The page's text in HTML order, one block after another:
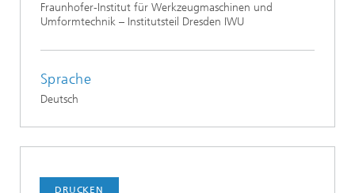
Fraunhofer-Institut für Werkzeugmaschinen und
Umformtechnik – Institutsteil Dresden IWU
Sprache
Deutsch
DRUCKEN